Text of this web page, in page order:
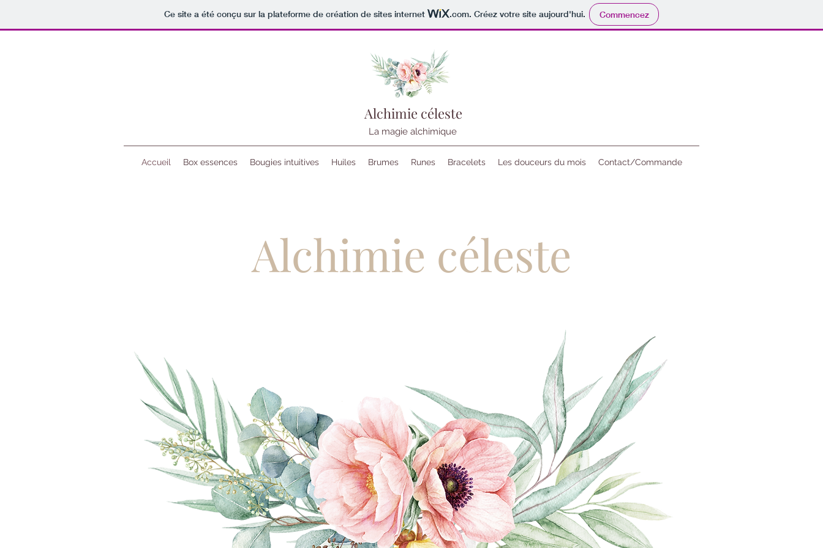
Ce site a été conçu sur la plateforme de création de sites internet .com. Créez votre site aujourd'hui. Commencez
La magie alchimique
Alchimie céleste
Accueil Box essences Bougies intuitives Huiles Brumes Runes Bracelets Les douceurs du mois Contact/Commande
Alchimie céleste